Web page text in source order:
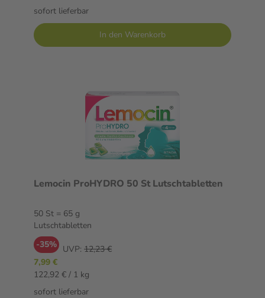
sofort lieferbar
In den Warenkorb
Lemocin ProHYDRO 50 St Lutschtabletten
50 St = 65 g
Lutschtabletten
-35% UVP: 12,23 €
7,99 €
122,92 € / 1 kg
sofort lieferbar